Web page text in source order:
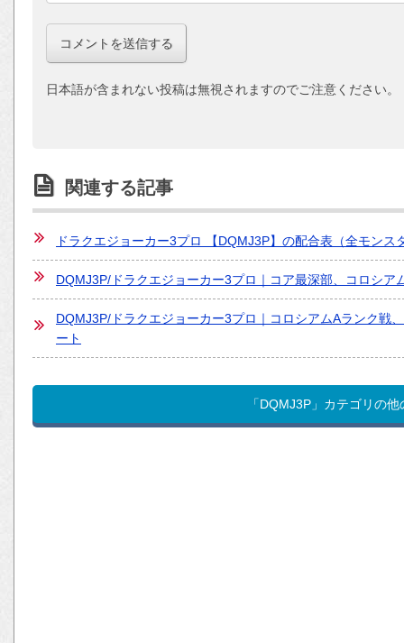
日本語が含まれない投稿は無視されますのでご注意ください
関連する記事
ドラクエジョーカー3プロ 【DQMJ3P】の配合表（全モンス
DQMJ3P/ドラクエジョーカー3プロ｜コア最深部、コロシ
DQMJ3P/ドラクエジョーカー3プロ｜コロシアムAランク戦
ート
「DQMJ3P」カテゴリの